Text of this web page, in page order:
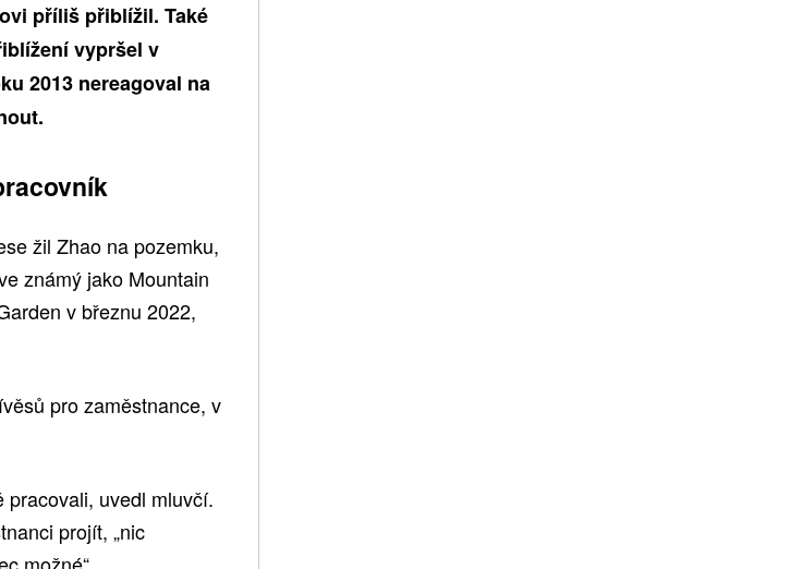
příliš přiblížil. Také
vypršel v
2013 nereagoval na
žil Zhao na pozemku,
známý jako Mountain
v březnu 2022,
pro zaměstnance, v
uvedl mluvčí.
projít, „nic